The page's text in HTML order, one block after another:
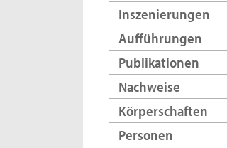
Inszenierungen
Aufführungen
Publikationen
Nachweise
Körperschaften
Personen